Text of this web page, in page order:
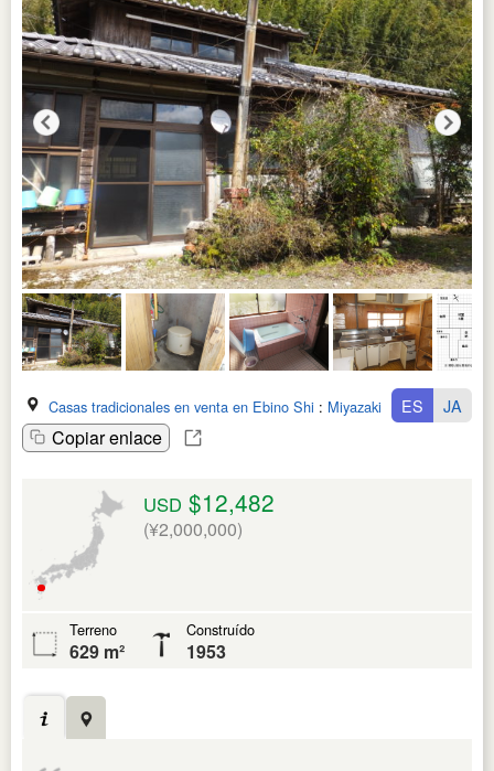
Casas tradicionales en venta en Ebino Shi : Miyazaki Ken
Copiar enlace
ES JA
USD $12,482
(¥2,000,000)
Terreno
629 m²
Construído
1953